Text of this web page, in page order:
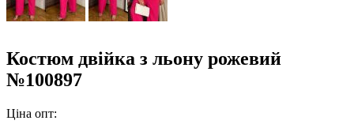
Костюм двійка з льону рожевий
№100897
Ціна опт: